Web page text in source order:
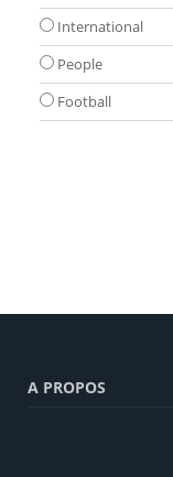
International
People
Football
A PROPOS